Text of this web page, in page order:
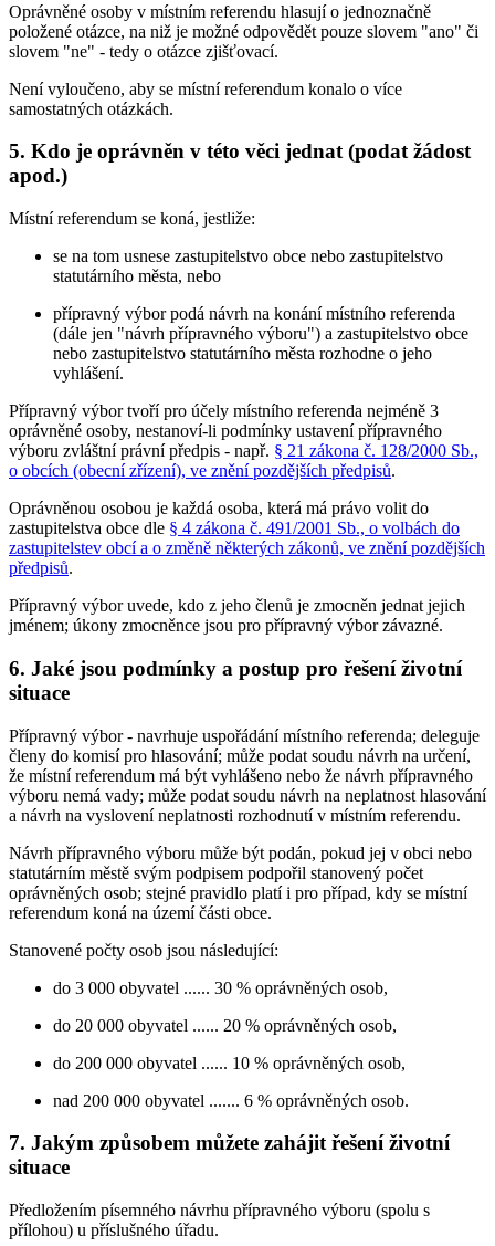
Oprávněné osoby v místním referendu hlasují o jednoznačně
položené otázce, na niž je možné odpovědět pouze slovem "ano" či
slovem "ne" - tedy o otázce zjišťovací.
Není vyloučeno, aby se místní referendum konalo o více
samostatných otázkách.
5. Kdo je oprávněn v této věci jednat (podat žádost
apod.)
Místní referendum se koná, jestliže:
se na tom usnese zastupitelstvo obce nebo zastupitelstvo
statutárního města, nebo
přípravný výbor podá návrh na konání místního referenda
(dále jen "návrh přípravného výboru") a zastupitelstvo obce
nebo zastupitelstvo statutárního města rozhodne o jeho
vyhlášení.
Přípravný výbor tvoří pro účely místního referenda nejméně 3
oprávněné osoby, nestanoví-li podmínky ustavení přípravného
výboru zvláštní právní předpis - např. § 21 zákona č. 128/2000 Sb.,
o obcích (obecní zřízení), ve znění pozdějších předpisů.
Oprávněnou osobou je každá osoba, která má právo volit do
zastupitelstva obce dle § 4 zákona č. 491/2001 Sb., o volbách do
zastupitelstev obcí a o změně některých zákonů, ve znění pozdějších
předpisů.
Přípravný výbor uvede, kdo z jeho členů je zmocněn jednat jejich
jménem; úkony zmocněnce jsou pro přípravný výbor závazné.
6. Jaké jsou podmínky a postup pro řešení životní
situace
Přípravný výbor - navrhuje uspořádání místního referenda; deleguje
členy do komisí pro hlasování; může podat soudu návrh na určení,
že místní referendum má být vyhlášeno nebo že návrh přípravného
výboru nemá vady; může podat soudu návrh na neplatnost hlasování
a návrh na vyslovení neplatnosti rozhodnutí v místním referendu.
Návrh přípravného výboru může být podán, pokud jej v obci nebo
statutárním městě svým podpisem podpořil stanovený počet
oprávněných osob; stejné pravidlo platí i pro případ, kdy se místní
referendum koná na území části obce.
Stanovené počty osob jsou následující:
do 3 000 obyvatel ...... 30 % oprávněných osob,
do 20 000 obyvatel ...... 20 % oprávněných osob,
do 200 000 obyvatel ...... 10 % oprávněných osob,
nad 200 000 obyvatel ....... 6 % oprávněných osob.
7. Jakým způsobem můžete zahájit řešení životní
situace
Předložením písemného návrhu přípravného výboru (spolu s
přílohou) u příslušného úřadu.